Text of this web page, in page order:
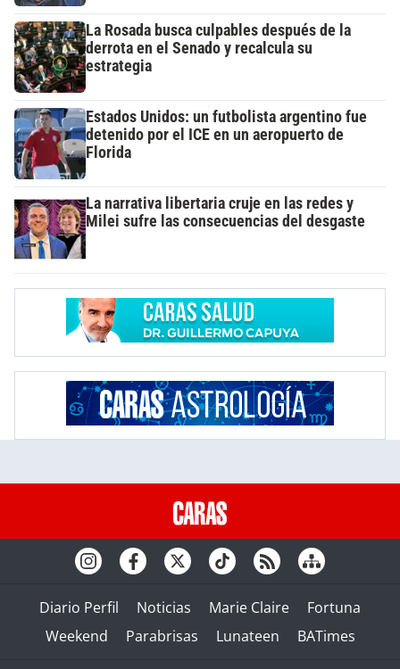
La Rosada busca culpables después de la
derrota en el Senado y recalcula su
estrategia
Estados Unidos: un futbolista argentino fue
detenido por el ICE en un aeropuerto de
Florida
La narrativa libertaria cruje en las redes y
Milei sufre las consecuencias del desgaste
Diario Perfil Noticias Marie Claire
Fortuna
Weekend
Parabrisas Lunateen BATimes